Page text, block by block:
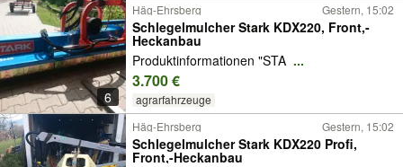
6
Häg-Ehrsberg Gestern, 15:02
Schlegelmulcher Stark KDX220, Front,-
Heckanbau
Produktinformationen "STA ...
3.700 €
agrarfahrzeuge
Häg-Ehrsberg Gestern, 15:02
Schlegelmulcher Stark KDX220 Profi,
Front,-Heckanbau